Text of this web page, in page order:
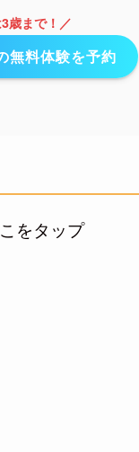
歳まで！／
無料体験を予約
をタップ